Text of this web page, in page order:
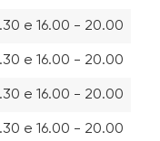
e 16.00 - 20.00
e 16.00 - 20.00
e 16.00 - 20.00
e 16.00 - 20.00